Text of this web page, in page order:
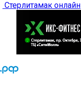
Стерлитамак онлайн